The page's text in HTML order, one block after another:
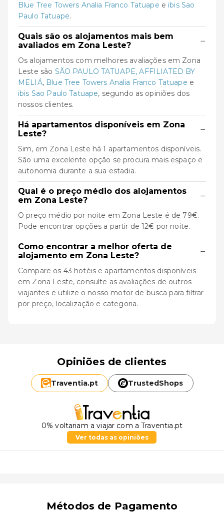
Blue Tree Towers Analia Franco Tatuape e ibis Sao
Paulo Tatuape.
Quais são os alojamentos mais bem
avaliados em Zona Leste?
−
Os alojamentos com melhores avaliações em Zona
Leste são SÃO PAULO TATUAPE, AFFILIATED BY
MELIÁ, Blue Tree Towers Analia Franco Tatuape e
ibis Sao Paulo Tatuape, segundo as opiniões dos
nossos clientes.
Há apartamentos disponíveis em Zona
Leste?
−
Sim, em Zona Leste há 1 apartamentos disponíveis.
São uma excelente opção se procura mais espaço e
autonomia durante a sua estadia.
Qual é o preço médio dos alojamentos
em Zona Leste?
−
O preço médio por noite em Zona Leste é de 79€.
Pode encontrar opções a partir de 12€ por noite.
Como encontrar a melhor oferta de
alojamento em Zona Leste?
−
Compare os 43 hotéis e apartamentos disponíveis
em Zona Leste, consulte as avaliações de outros
viajantes e utilize o nosso motor de busca para filtrar
por preço, localização e categoria.
Opiniões de clientes
Traventia.pt TrustedShops
0% voltariam a viajar com a Traventia.pt
Ver todas as opiniões
Métodos de Pagamento